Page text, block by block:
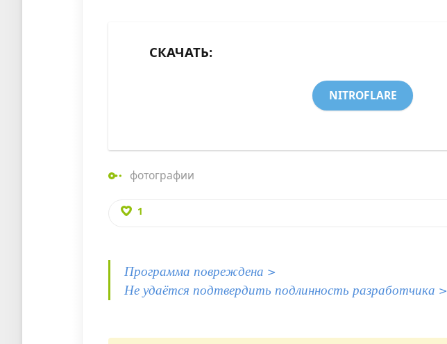
СКАЧАТЬ:
NITROFLARE
фотографии
1
Программа повреждена >
Не удаётся подтвердить подлинность разработчика >